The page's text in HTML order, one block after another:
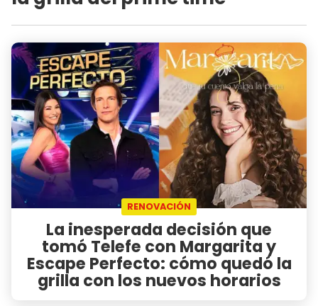
RENOVACIÓN
La inesperada decisión que
tomó Telefe con Margarita y
Escape Perfecto: cómo quedó la
grilla con los nuevos horarios